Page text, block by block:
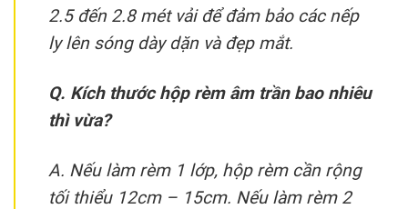
2.5 đến 2.8 mét vải để đảm bảo các nếp
ly lên sóng dày dặn và đẹp mắt.
Q. Kích thước hộp rèm âm trần bao nhiêu
thì vừa?
A. Nếu làm rèm 1 lớp, hộp rèm cần rộng
tối thiểu 12cm – 15cm. Nếu làm rèm 2